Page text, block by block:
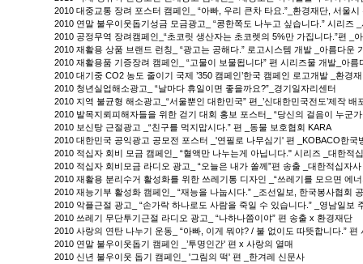
2010 대중교통 장려 포스터 캠페인_ “아빠, 우리 큰차 타요.”_환경재단, 서울시
2010 연말 불우이웃돕기성금 모금광고_ “콩한쪽도 나누고 싶습니다.” 시리즈
2010 공정무역 장려캠페인_“초코릿 생산자는 초코렛의 5%만 가집니다.”편 _
2010 재활용 상품 브랜드 런칭_ “광고는 공해다.” 로고시스템 개발 _아름다운
2010 재활용품 기증장려 캠페인_ “고물이 보물됩니다” 편 시리즈물 개발_아름
2010 대기중 CO2 농도 줄이기 국제 ’350 캠페인’한국 캠페인 로고개발 _환경
2010 청년실업해소광고_ “날마다 휴일이면 좋을까요?”_경기일자리센터
2010 지역 불균형 해소광고_“서울뿐인 대한민국” 편_’신대한민국전도’제작 배
2010 발목지뢰피해자들을 위한 걷기 대회 홍보 포스터_ “당신의 걸음이 누군
2010 보신탕 근절광고 _“친구를 먹지맙시다.” 편 _동물 보호협회 KARA
2010 대한민국 공익광고 공모전 포스터 _'연필로 나무심기' 편 _KOBACO한국
2010 적십자 회비 모금 캠페인_ “혈액만 나누는게 아닙니다." 시리즈 _대한적
2010 적십자 회비모금 라디오 광고_ “오늘은 내가 쏠께”편 송출 _대한적십자사
2010 재활용 분리수거 활성화를 위한 쓰레기통 디자인 _“쓰레기를 모으면 에
2010 재능기부 활성화 캠페인_ “재능을 나눕시다.” _조선일보, 한국봉사협회
2010 악플근절 광고_ “손가락 하나로도 사람을 죽일 수 있습니다.” _영남일보
2010 쓰레기 무단투기근절 라디오 광고_ “나하나쯤이야” 편 송출 x 환경재단
2010 사랑의 연탄 나누기 운동_ “아빠, 이게 뭐야? / 불 없이도 따뜻합니다.”
2010 연말 불우이웃돕기 캠페인 _’투명인간' 편 x 사랑의 열매
2010 신년 불우이웃 돕기 캠페인_ '그림의 떡' 편 _한겨레 신문사